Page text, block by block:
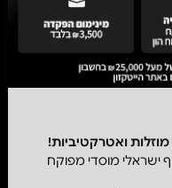
ואטרקטיביות!
ישראלי מוסדי מפוקח